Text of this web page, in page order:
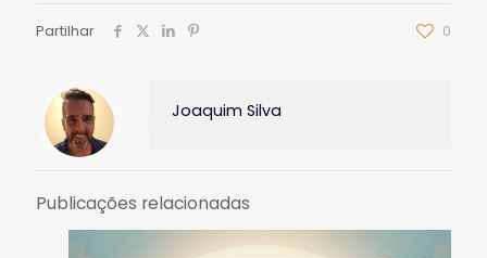
Partilhar 0
Joaquim Silva
Publicações relacionadas